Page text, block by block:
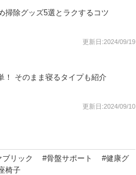
掃除グッズ5選とラクするコツ
更新日:2024/09/19
！ そのまま寝るタイプも紹介
更新日:2024/09/10
リック #骨盤サポート
#健康グ
椅子